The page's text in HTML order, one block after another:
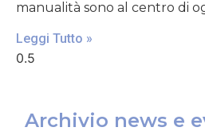
manualità sono al centro di
Leggi Tutto »
Archivio news e